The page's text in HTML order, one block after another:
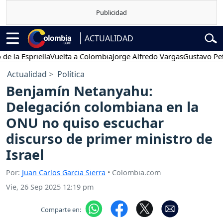
ACTUALIDAD
Vuelta a ColombiaJorge Alfredo VargasGustavo Petro
Actualidad Política
Benjamín Netanyahu:
Delegación colombiana en la
ONU no quiso escuchar
discurso de primer ministro de
Israel
Por: Juan Carlos Garcia Sierra • Colombia.com
Vie, 26 Sep 2025 12:19 pm
Comparte en: